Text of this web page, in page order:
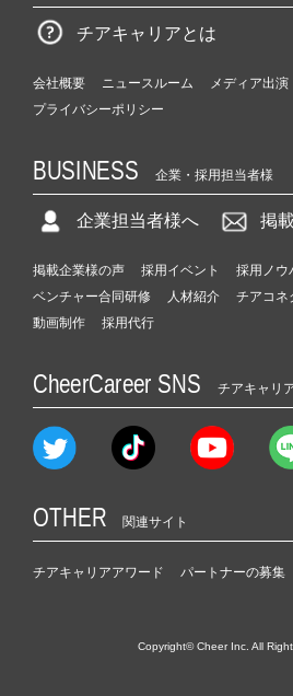
チアキャリアとは
会社概要 ニュースルーム
メディア出演
プライバシーポリシー
BUSINESS 企業・採用担当者様
企業担当者様へ 掲
掲載企業様の声 採用イベント 採用ノウ
ベンチャー合同研修
人材紹介 チアコネ
動画制作
採用代行
CheerCareer SNS チアキャリ
OTHER 関連サイト
チアキャリアアワード パートナーの募集
Copyright© Cheer Inc. All